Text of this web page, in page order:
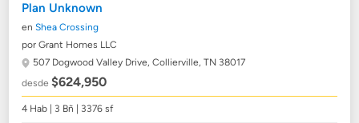
Plan Unknown
enShea Crossing
por Grant Homes LLC
507 Dogwood Valley Drive,Collierville, TN 38017
desde$624,950
4 Hab | 3 Bñ | 3376 sf